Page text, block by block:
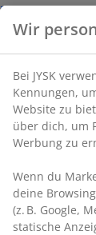
Wir
Bei JYSK
Kennungen,
Website zu
über dich, um
Werbung zu
Wenn du
deine
(z. B. Google,
statische